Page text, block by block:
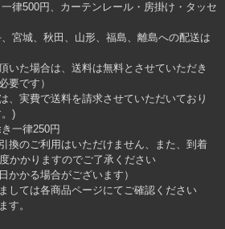
律500円、カーテンレール・房掛け・タッセ
宮城、秋田、山形、福島、離島への配送は
いた場合は、送料は無料とさせていただき
要です）
、実費で送料を請求させていただいており
)
一律250円
換のご利用はいただけません、また、到着
かかりますのでご了承ください
かかる場合がございます）
しては各商品ページにてご確認ください
す。